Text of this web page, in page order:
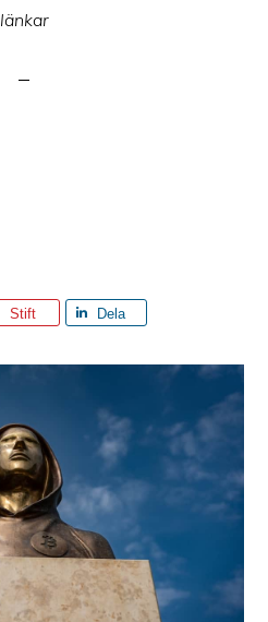
länkar
Stift Dela